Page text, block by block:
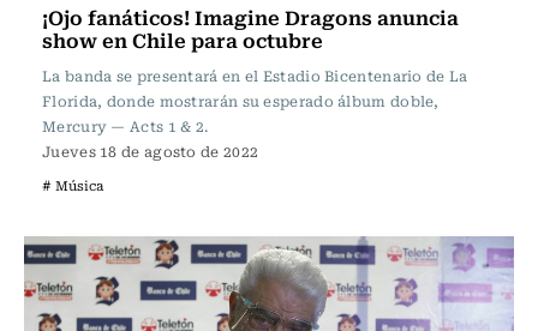
¡Ojo fanáticos! Imagine Dragons anuncia
show en Chile para octubre
La banda se presentará en el Estadio Bicentenario de La
Florida, donde mostrarán su esperado álbum doble,
Mercury — Acts 1 & 2.
Jueves 18 de agosto de 2022
# Música